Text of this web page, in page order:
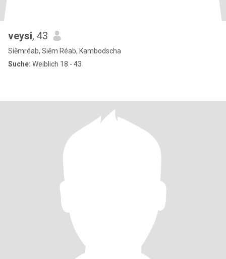
veysi, 43
Siĕmréab, Siĕm Réab, Kambodscha
Suche: Weiblich 18 - 43